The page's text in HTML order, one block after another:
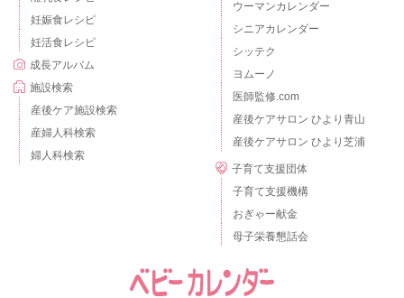
妊娠食レシピ
妊活食レシピ
成長アルバム
施設検索
産後ケア施設検索
産婦人科検索
婦人科検索
ウーマンカレンダー
シニアカレンダー
シッテク
ヨムーノ
医師監修.com
産後ケアサロン ひより青山
産後ケアサロン ひより芝浦
子育て支援団体
子育て支援機構
おぎゃー献金
母子栄養懇話会